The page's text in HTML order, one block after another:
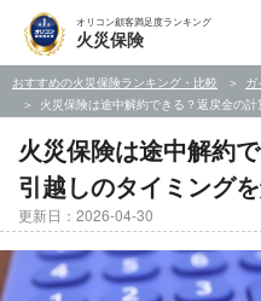
オリコン顧客満足度ランキング
火災保険
おすすめの火災保険ランキング・比較 ガ
火災保険は途中解約できる？返戻金の
火災保険は途中解約
引越しのタイミング
更新日：2026-04-30